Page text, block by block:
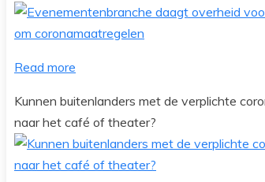
Read more
Kunnen buitenlanders met de verplichte
naar het café of theater?